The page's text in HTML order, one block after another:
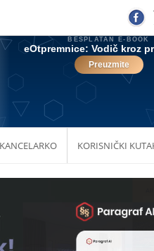
KANCELARKO KORISNIČKI